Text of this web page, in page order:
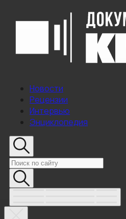
Новости
Рецензии
Интервью
Энциклопедия